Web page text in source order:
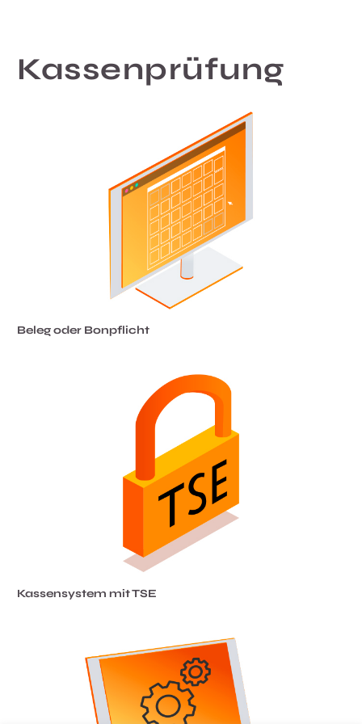
Kassenprüfung
Beleg oder Bonpflicht
Kassensystem mit TSE